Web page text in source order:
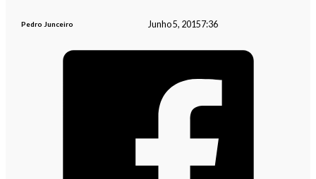
Pedro Junceiro Junho 5, 20157:36